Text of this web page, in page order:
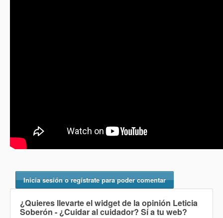
Inicia sesión o regístrate para poder comentar
¿Quieres llevarte el widget de la opinión Leticia
Soberón - ¿Cuidar al cuidador? Sía tu web?